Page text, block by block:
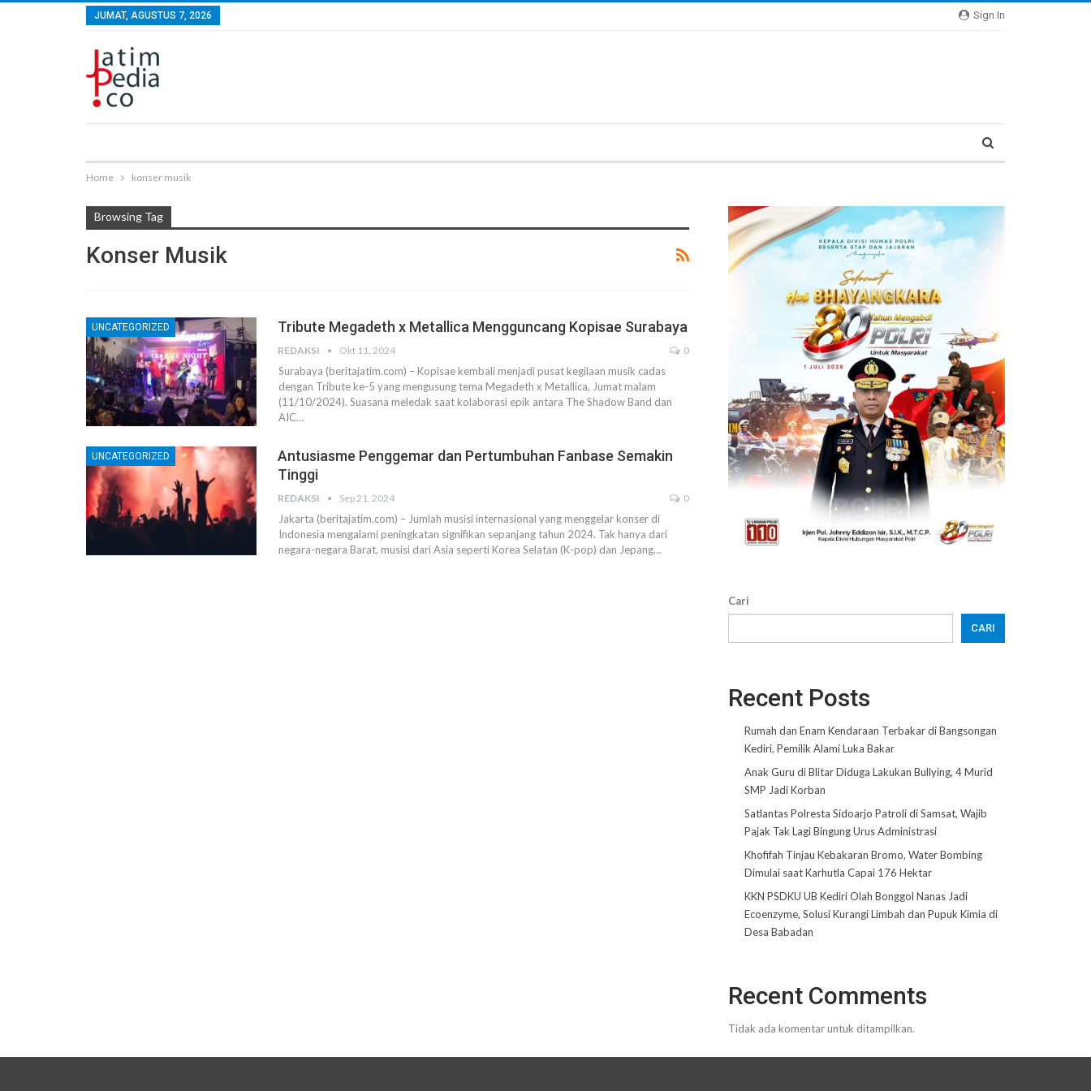
Sign In
JUMAT, AGUSTUS 7, 2026
Home konser musik
Browsing Tag
Konser Musik
UNCATEGORIZED Tribute Megadeth x Metallica Mengguncang Kopisae Surabaya
REDAKSI Okt 11, 2024 0
Surabaya (beritajatim.com) – Kopisae kembali menjadi pusat kegilaan musik cadas
dengan Tribute ke-5 yang mengusung tema Megadeth x Metallica, Jumat malam
(11/10/2024). Suasana meledak saat kolaborasi epik antara The Shadow Band dan
AIC…
UNCATEGORIZED
Antusiasme Penggemar dan Pertumbuhan Fanbase Semakin
Tinggi
REDAKSI Sep 21, 2024 0
Jakarta (beritajatim.com) – Jumlah musisi internasional yang menggelar konser di
Indonesia mengalami peningkatan signifikan sepanjang tahun 2024. Tak hanya dari
negara-negara Barat, musisi dari Asia seperti Korea Selatan (K-pop) dan Jepang…
Cari
CARI
Recent Posts
Rumah dan Enam Kendaraan Terbakar di Bangsongan
Kediri, Pemilik Alami Luka Bakar
Anak Guru di Blitar Diduga Lakukan Bullying, 4 Murid
SMP Jadi Korban
Satlantas Polresta Sidoarjo Patroli di Samsat, Wajib
Pajak Tak Lagi Bingung Urus Administrasi
Khofifah Tinjau Kebakaran Bromo, Water Bombing
Dimulai saat Karhutla Capai 176 Hektar
KKN PSDKU UB Kediri Olah Bonggol Nanas Jadi
Ecoenzyme, Solusi Kurangi Limbah dan Pupuk Kimia di
Desa Babadan
Recent Comments
Tidak ada komentar untuk ditampilkan.